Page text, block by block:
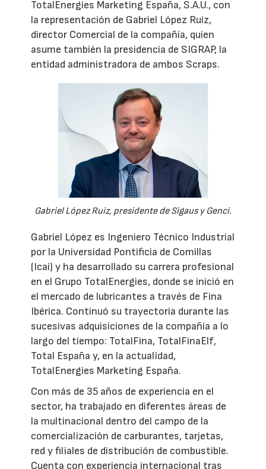
TotalEnergies Marketing España, S.A.U., con
la representación de Gabriel López Ruiz,
director Comercial de la compañía, quien
asume también la presidencia de SIGRAP, la
entidad administradora de ambos Scraps.
Gabriel López Ruiz, presidente de Sigaus y Genci.
Gabriel López es Ingeniero Técnico Industrial
por la Universidad Pontificia de Comillas
(Icai) y ha desarrollado su carrera profesional
en el Grupo TotalEnergies, donde se inició en
el mercado de lubricantes a través de Fina
Ibérica. Continuó su trayectoria durante las
sucesivas adquisiciones de la compañía a lo
largo del tiempo: TotalFina, TotalFinaElf,
Total España y, en la actualidad,
TotalEnergies Marketing España.
Con más de 35 años de experiencia en el
sector, ha trabajado en diferentes áreas de
la multinacional dentro del campo de la
comercialización de carburantes, tarjetas,
red y filiales de distribución de combustible.
Cuenta con experiencia internacional tras